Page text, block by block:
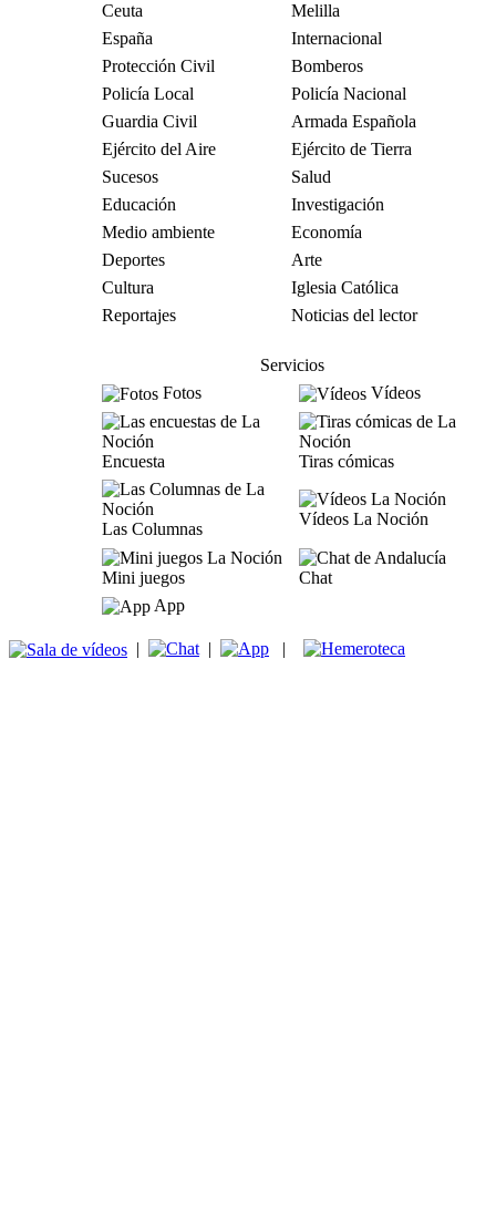
Ceuta
Melilla
España
Internacional
Protección Civil
Bomberos
Policía Local
Policía Nacional
Guardia Civil
Armada Española
Ejército del Aire
Ejército de Tierra
Sucesos
Salud
Educación
Investigación
Medio ambiente
Economía
Deportes
Arte
Cultura
Iglesia Católica
Reportajes
Noticias del lector
Servicios
Fotos
Vídeos
Encuesta Tiras cómicas
Las Columnas
Vídeos La Noción
Mini juegos
Chat
App
| | |